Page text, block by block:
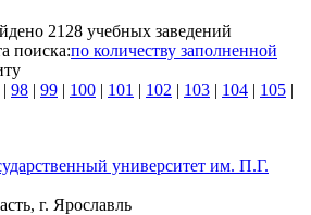
2128 учебных заведений
поиска:по количеству заполненной
| 98 | 99 | 100 | 101 | 102 | 103 | 104 | 105 |
университет им. П.Г.
г. Ярославль